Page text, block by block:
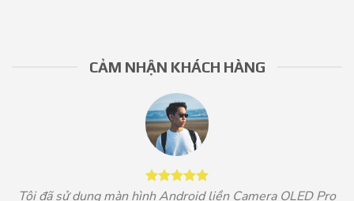
CẢM NHẬN KHÁCH HÀNG
Tôi đã sử dụng màn hình Android liền Camera OLED Pro